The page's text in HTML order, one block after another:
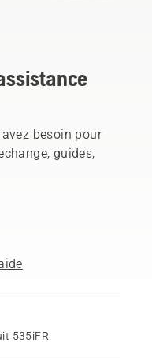
besoin pour
guides,
535iFR